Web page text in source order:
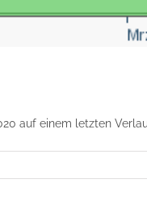
auf einem letzten